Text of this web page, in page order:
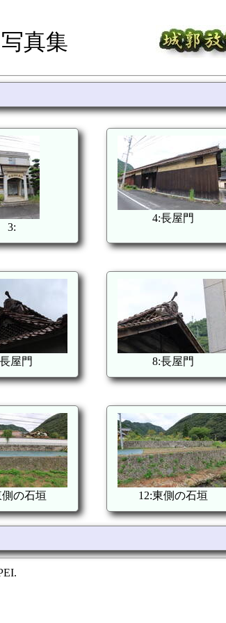
真集
3:
4:長屋門
屋門 8:長屋門
側の石垣 12:東側の石垣